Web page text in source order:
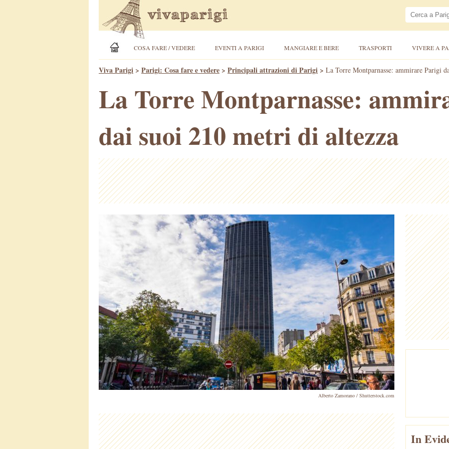
COSA FARE / VEDERE EVENTI A PARIGI MANGIARE E BERE TRASPORTI VIVERE A
Viva Parigi > Parigi: Cosa fare e vedere > Principali attrazioni di Parigi > La Torre Montparnasse: ammirare Parigi
La Torre Montparnasse:
dai suoi 210 metri di altezza
Alberto Zamorano / Shutterstock.com
In